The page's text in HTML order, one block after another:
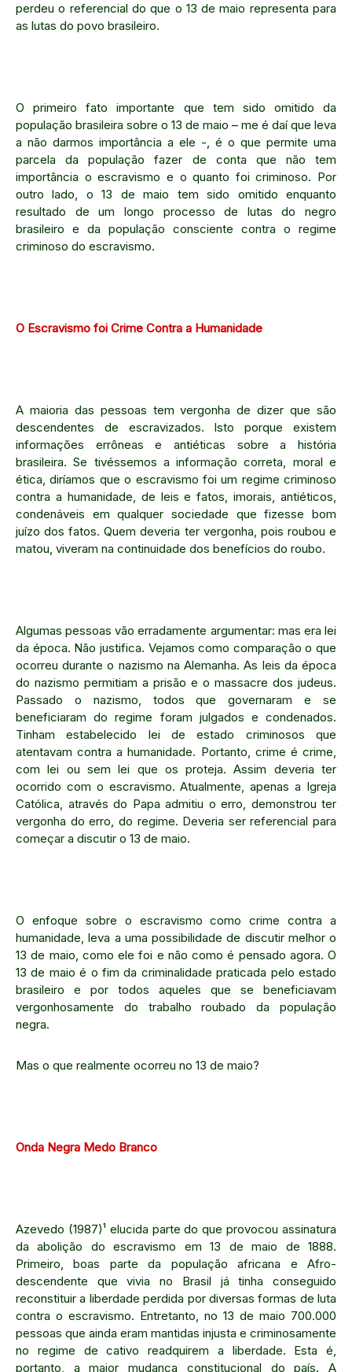
perdeu o referencial do que o 13 de maio representa para
as lutas do povo brasileiro.
O primeiro fato importante que tem sido omitido da
população brasileira sobre o 13 de maio – me é daí que leva
a não darmos importância a ele -, é o que permite uma
parcela da população fazer de conta que não tem
importância o escravismo e o quanto foi criminoso. Por
outro lado, o 13 de maio tem sido omitido enquanto
resultado de um longo processo de lutas do negro
brasileiro e da população consciente contra o regime
criminoso do escravismo.
O Escravismo foi Crime Contra a Humanidade
A maioria das pessoas tem vergonha de dizer que são
descendentes de escravizados. Isto porque existem
informações errôneas e antiéticas sobre a história
brasileira. Se tivéssemos a informação correta, moral e
ética, diríamos que o escravismo foi um regime criminoso
contra a humanidade, de leis e fatos, imorais, antiéticos,
condenáveis em qualquer sociedade que fizesse bom
juízo dos fatos. Quem deveria ter vergonha, pois roubou e
matou, viveram na continuidade dos benefícios do roubo.
Algumas pessoas vão erradamente argumentar: mas era lei
da época. Não justifica. Vejamos como comparação o que
ocorreu durante o nazismo na Alemanha. As leis da época
do nazismo permitiam a prisão e o massacre dos judeus.
Passado o nazismo, todos que governaram e se
beneficiaram do regime foram julgados e condenados.
Tinham estabelecido lei de estado criminosos que
atentavam contra a humanidade. Portanto, crime é crime,
com lei ou sem lei que os proteja. Assim deveria ter
ocorrido com o escravismo. Atualmente, apenas a Igreja
Católica, através do Papa admitiu o erro, demonstrou ter
vergonha do erro, do regime. Deveria ser referencial para
começar a discutir o 13 de maio.
O enfoque sobre o escravismo como crime contra a
humanidade, leva a uma possibilidade de discutir melhor o
13 de maio, como ele foi e não como é pensado agora. O
13 de maio é o fim da criminalidade praticada pelo estado
brasileiro e por todos aqueles que se beneficiavam
vergonhosamente do trabalho roubado da população
negra.
Mas o que realmente ocorreu no 13 de maio?
Onda Negra Medo Branco
Azevedo (1987)¹ elucida parte do que provocou assinatura
da abolição do escravismo em 13 de maio de 1888.
Primeiro, boas parte da população africana e Afro-
descendente que vivia no Brasil já tinha conseguido
reconstituir a liberdade perdida por diversas formas de luta
contra o escravismo. Entretanto, no 13 de maio 700.000
pessoas que ainda eram mantidas injusta e criminosamente
no regime de cativo readquirem a liberdade. Esta é,
portanto, a maior mudança constitucional do país. A